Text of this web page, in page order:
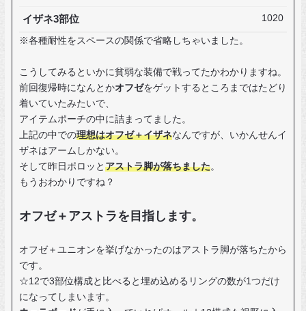
イザネ3部位 1020
※各種耐性をスペースの関係で省略しちゃいました。
こうしてみるといかに貧弱な装備で戦ってたかわかりますね。
前回復帰時になんとかオフゼをゲットするところまではたどり
着いていたみたいで、
アイテムポーチの中に詰まってました。
上記の中での理想はオフゼ＋イザネなんですが、いかんせんイ
ザネはアームしかない。
そして昨日ポロッと アストラ脚が落ちました。
もうおわかりですね？
オフゼ＋アストラを目指します。
オフゼ＋ユニオンを挙げなかったのはアストラ脚が落ちたから
です。
☆12で3部位構成と比べると埋め込めるリングの数が1つだけ
になってしまいます。